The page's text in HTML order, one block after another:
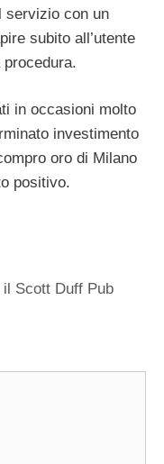
servizio con un
subito all’utente
in occasioni molto
investimento
oro di Milano
positivo.
Scott Duff Pub